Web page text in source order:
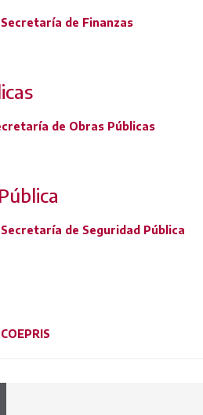
de Finanzas
de Obras Públicas
de Seguridad Pública